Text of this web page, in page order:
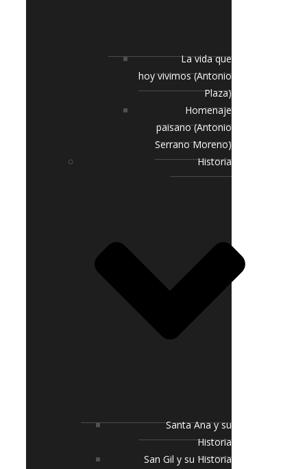
La vida que
hoy vivimos (Antonio
Plaza)
Homenaje
paisano (Antonio
Serrano Moreno)
Historia
Santa Ana y su
Historia
San Gil y su Historia